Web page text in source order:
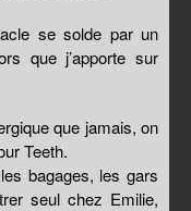
se solde par un
que j’apporte sur
que jamais, on
Teeth.
bagages, les gars
seul chez Emilie,